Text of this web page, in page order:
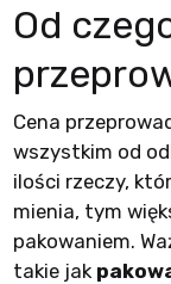
Od
Cena
wszystkim od
ilości rzeczy,
mienia, tym
pakowaniem.
takie jak